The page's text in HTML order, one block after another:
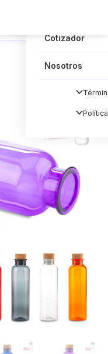
Cotizador
Nosotros